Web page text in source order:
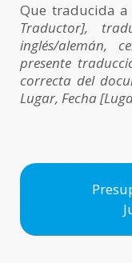
Que traducida
Traductor],
inglés/alemán,
presente
correcta del
Lugar, Fecha